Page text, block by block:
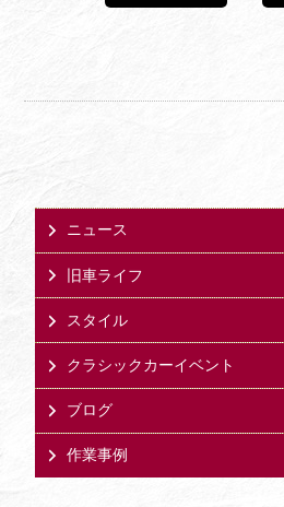
ニュース
旧車ライフ
スタイル
クラシックカーイベント
ブログ
作業事例